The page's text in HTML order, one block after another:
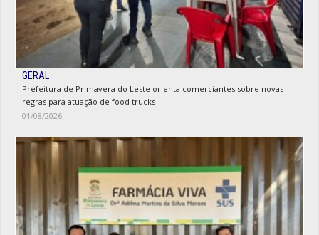
GERAL
Prefeitura de Primavera do Leste orienta comerciantes sobre novas
regras para atuação de food trucks
01/08/2026